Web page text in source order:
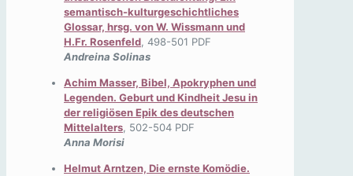
semantisch-kulturgeschichtliches
Glossar, hrsg. von W. Wissmann und
H.Fr. Rosenfeld, 498-501 PDF
Andreina Solinas
Achim Masser, Bibel, Apokryphen und
Legenden. Geburt und Kindheit Jesu in
der religiösen Epik des deutschen
Mittelalters, 502-504 PDF
Anna Morisi
Helmut Arntzen, Die ernste Komödie.